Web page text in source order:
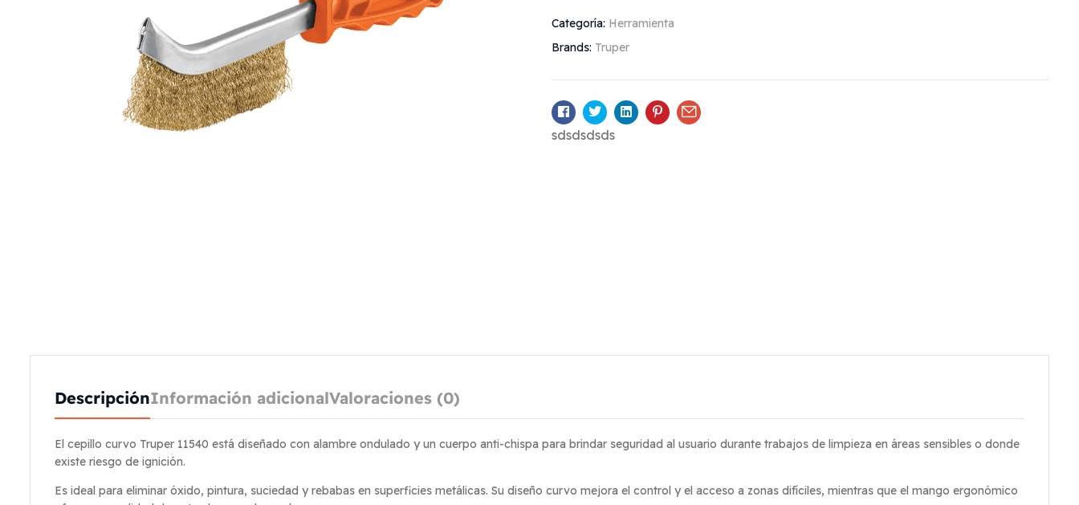
Categoría: Herramienta
Brands: Truper
Facebook
TwitterLinkedinPinterestEmail
sdsdsdsds
DescripciónInformación adicionalValoraciones (0)
El cepillo curvo Truper 11540 está diseñado con alambre ondulado y un cuerpo anti-chispa para brindar seguridad al usuario durante trabajos de limpieza en áreas sensibles o donde
existe riesgo de ignición.
Es ideal para eliminar óxido, pintura, suciedad y rebabas en superficies metálicas. Su diseño curvo mejora el control y el acceso a zonas difíciles, mientras que el mango ergonómico